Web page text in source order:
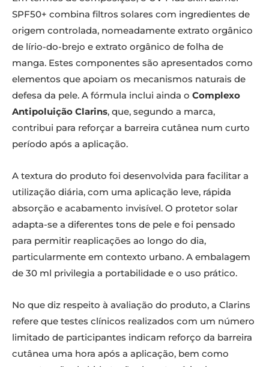
SPF50+ combina filtros solares com ingredientes de
origem controlada, nomeadamente extrato orgânico
de lírio-do-brejo e extrato orgânico de folha de
manga. Estes componentes são apresentados como
elementos que apoiam os mecanismos naturais de
defesa da pele. A fórmula inclui ainda o Complexo
Antipoluição Clarins, que, segundo a marca,
contribui para reforçar a barreira cutânea num curto
período após a aplicação.
A textura do produto foi desenvolvida para facilitar a
utilização diária, com uma aplicação leve, rápida
absorção e acabamento invisível. O protetor solar
adapta-se a diferentes tons de pele e foi pensado
para permitir reaplicações ao longo do dia,
particularmente em contexto urbano. A embalagem
de 30 ml privilegia a portabilidade e o uso prático.
No que diz respeito à avaliação do produto, a Clarins
refere que testes clínicos realizados com um número
limitado de participantes indicam reforço da barreira
cutânea uma hora após a aplicação, bem como